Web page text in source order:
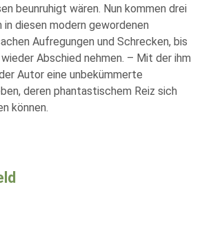
beunruhigt wären. Nun kommen drei
in diesen modern gewordenen
Aufregungen und Schrecken, bis
Abschied nehmen. – Mit der ihm
Autor eine unbekümmerte
deren phantastischem Reiz sich
können.